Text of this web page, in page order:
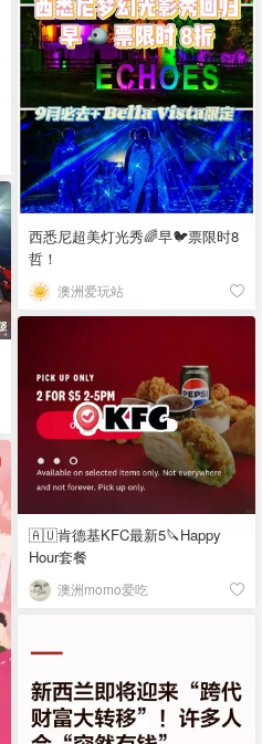
西悉尼超美灯光秀🌈早🐦票限时8
哲！
澳洲爱玩站
🇦🇺肯德基KFC最新5🔪Happy
Hour套餐
澳洲momo爱吃